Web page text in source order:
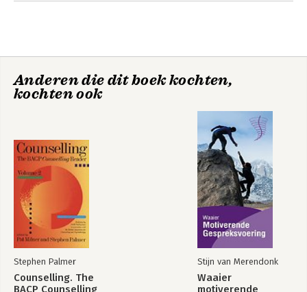
Anderen die dit boek kochten,
kochten ook
Stephen Palmer
Counselling. The
BACP Counselling
Stijn van Merendonk
Waaier
motiverende